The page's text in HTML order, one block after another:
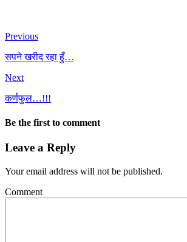
Previous
सपने खरीद रहा हुँ…
Next
कर्णफुल…!!!
Be the first to comment
Leave a Reply
Your email address will not be published.
Comment